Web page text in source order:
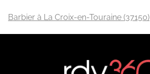
Barbier à La Croix-en-Touraine (37150)